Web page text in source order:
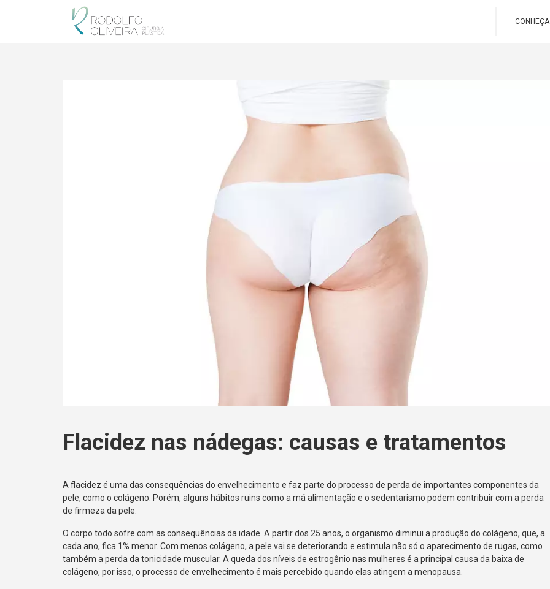
Flacidez nas nádegas: causas e tratamentos
A flacidez é uma das consequências do envelhecimento e faz parte do processo de perda de importantes componentes da
pele, como o colágeno. Porém, alguns hábitos ruins como a má alimentação e o sedentarismo podem contribuir com a perda
de firmeza da pele.
O corpo todo sofre com as consequências da idade. A partir dos 25 anos, o organismo diminui a produção do colágeno, que, a
cada ano, fica 1% menor. Com menos colágeno, a pele vai se deteriorando e estimula não só o aparecimento de rugas, como
também a perda da tonicidade muscular. A queda dos níveis de estrogênio nas mulheres é a principal causa da baixa de
colágeno, por isso, o processo de envelhecimento é mais percebido quando elas atingem a menopausa.